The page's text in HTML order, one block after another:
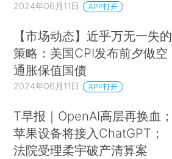
2024年06月11日 APP打开
【市场动态】近乎万无一失的
策略：美国CPI发布前夕做空
通胀保值国债
2024年06月11日 APP打开
T早报｜OpenAI高层再换血；
苹果设备将接入ChatGPT；
法院受理柔宇破产清算案